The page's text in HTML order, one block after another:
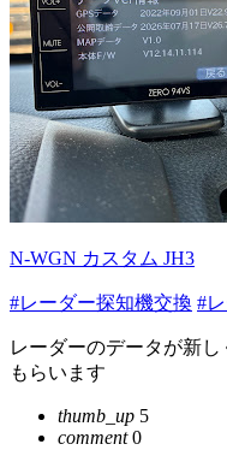
N-WGN カスタム JH3
#レーダー探知機交換 #
レーダーのデータが新
もらいます
thumb_up 5
comment0